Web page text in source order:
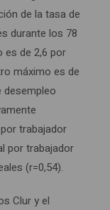
de la tasa de
durante los 78
es de 2,6 por
máximo es de
desempleo
trabajador
por trabajador
(r=0,54).
Clur y el